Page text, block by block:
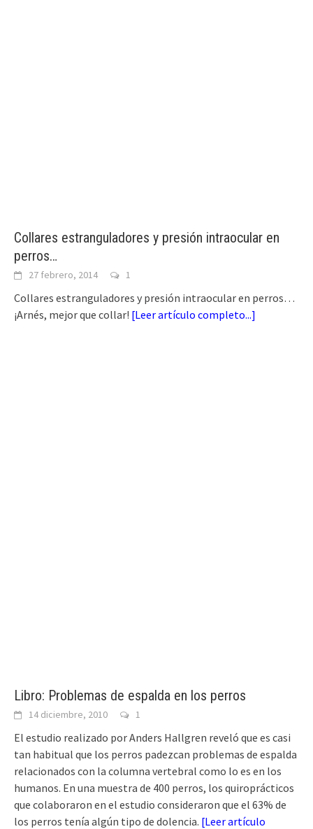
Collares estranguladores y presión intraocular en
perros…
27 febrero, 2014 1
Collares estranguladores y presión intraocular en perros…
¡Arnés, mejor que collar! [Leer artículo completo...]
Libro: Problemas de espalda en los perros
14 diciembre, 2010 1
El estudio realizado por Anders Hallgren reveló que es casi
tan habitual que los perros padezcan problemas de espalda
relacionados con la columna vertebral como lo es en los
humanos. En una muestra de 400 perros, los quiroprácticos
que colaboraron en el estudio consideraron que el 63% de
los perros tenía algún tipo de dolencia. [Leer artículo